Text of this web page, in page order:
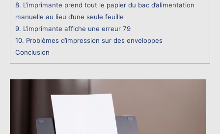
8. L’imprimante prend tout le papier du bac d’alimentation
manuelle au lieu d’une seule feuille
9. L’imprimante affiche une erreur 79
10. Problèmes d’impression sur des enveloppes
Conclusion